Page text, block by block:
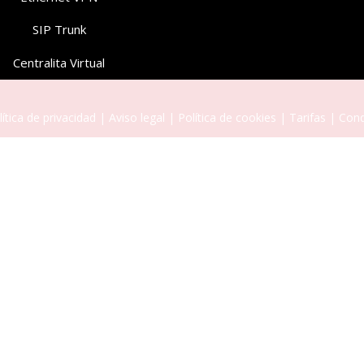
SIP Trunk
Centralita Virtual
de privacidad | Aviso legal | Política de cookies | Tarifas |